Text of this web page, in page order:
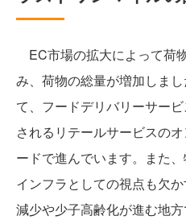
EC市場の拡大によって荷
み、荷物の総量が増加しま
て、フードデリバリーサー
されるリテールサービスの
ードで進んでいます。また
インフラとしての視点も欠
減少や少子高齢化が進む地